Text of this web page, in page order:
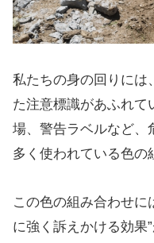
私たちの身の回りには
た注意標識があふれて
場、警告ラベルなど、
多く使われている色の
この色の組み合わせに
に強く訴えかける効果